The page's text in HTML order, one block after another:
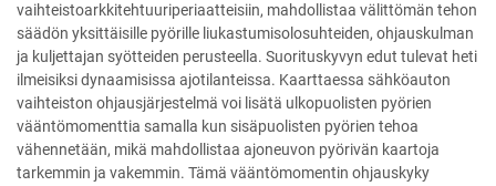
vaihteistoarkkitehtuuriperiaatteisiin, mahdollistaa välittömän tehon
säädön yksittäisille pyörille liukastumisolosuhteiden, ohjauskulman
ja kuljettajan syötteiden perusteella. Suorituskyvyn edut tulevat heti
ilmeisiksi dynaamisissa ajotilanteissa. Kaarttaessa sähköauton
vaihteiston ohjausjärjestelmä voi lisätä ulkopuolisten pyörien
vääntömomenttia samalla kun sisäpuolisten pyörien tehoa
vähennetään, mikä mahdollistaa ajoneuvon pyörivän kaartoja
tarkemmin ja vakemmin. Tämä vääntömomentin ohjauskyky